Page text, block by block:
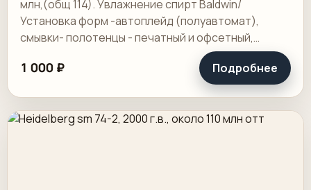
млн,(общ 114). Увлажнение спирт Baldwin/
Установка форм -автоплейд (полуавтомат),
смывки- полотенцы - печатный и офсетный,
выносной пульт ClassicCenter -PM74 - краски и.
1 000 ₽ Подробнее